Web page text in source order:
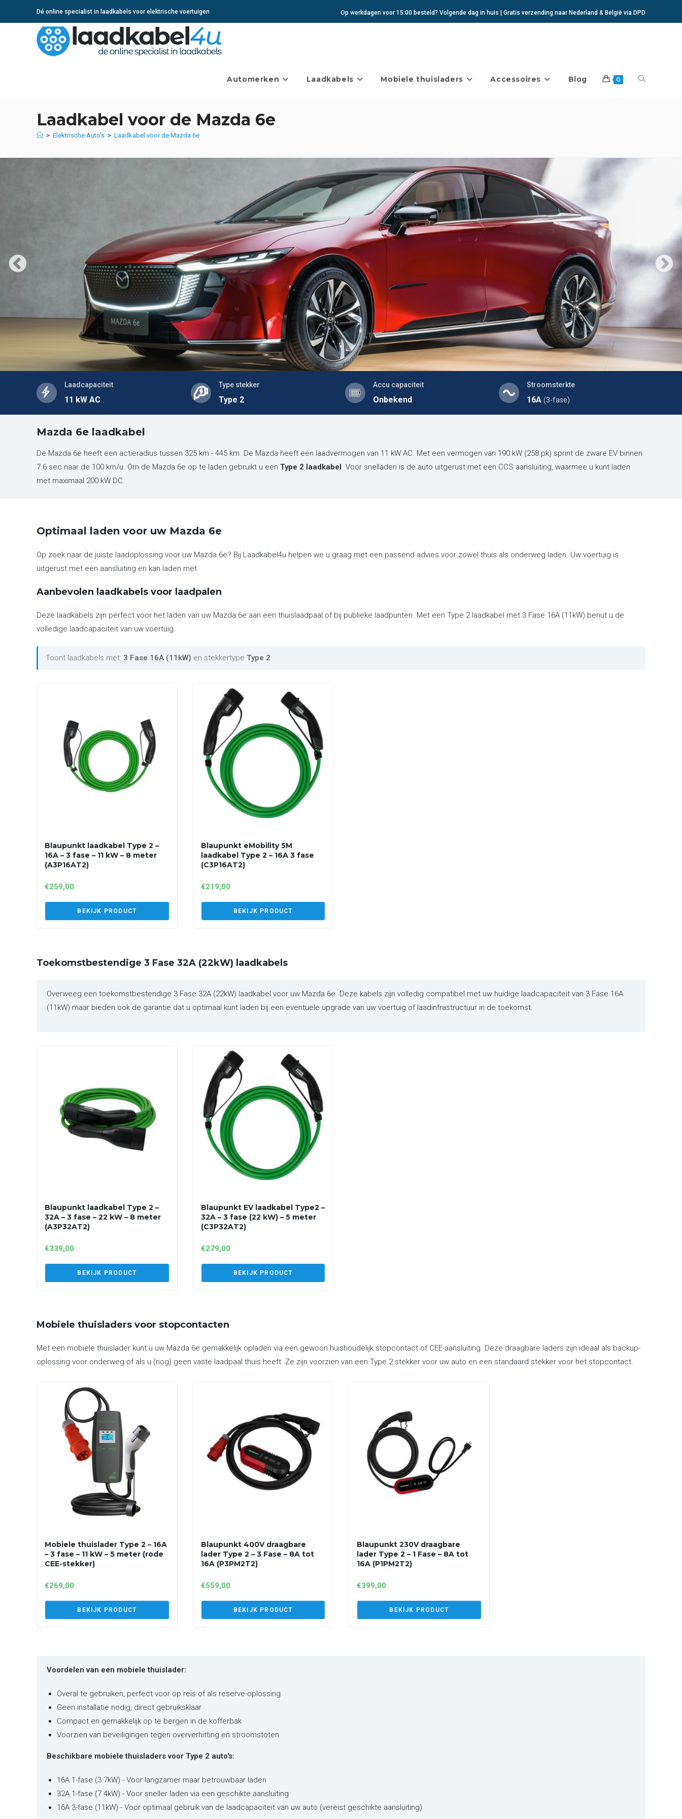
Dé online specialist in laadkabels voor elektrische voertuigen Op werkdagen voor 15:00 besteld? Volgende dag in huis | Gratis verzending naar Nederland & België via DPD
Automerken Laadkabels Mobiele thuisladers Accessoires Blog 0 Toggle
Laadkabel voor de Mazda 6e
> Elektrische Auto's > Laadkabel voor de Mazda 6e
Laadcapaciteit
11 kW AC
Type stekker
Type 2
Accu capaciteit
Onbekend
Stroomsterkte
16A(3-fase)
Mazda 6e laadkabel
De Mazda 6e heeft een actieradius tussen 325 km - 445 km. De Mazda heeft een laadvermogen van 11 kW AC. Met een vermogen van 190 kW (258 pk) sprint de zware EV binnen
7.6 sec naar de 100 km/u. Om de Mazda 6e op te laden gebruikt u een Type 2 laadkabel. Voor snelladen is de auto uitgerust met een CCS aansluiting, waarmee u kunt laden
met maximaal 200 kW DC.
Optimaal laden voor uw Mazda 6e
Op zoek naar de juiste laadoplossing voor uw Mazda 6e? Bij Laadkabel4u helpen we u graag met een passend advies voor zowel thuis als onderweg laden. Uw voertuig is
uitgerust met een aansluiting en kan laden met .
Aanbevolen laadkabels voor laadpalen
Deze laadkabels zijn perfect voor het laden van uw Mazda 6e aan een thuislaadpaal of bij publieke laadpunten. Met een Type 2 laadkabel met 3 Fase 16A (11kW) benut u de
volledige laadcapaciteit van uw voertuig.
Toont laadkabels met: 3 Fase 16A (11kW) en stekkertype Type 2
Blaupunkt laadkabel Type 2 –
16A – 3 fase – 11 kW – 8 meter
(A3P16AT2)
€259,00
BEKIJK PRODUCT
Blaupunkt eMobility 5M
laadkabel Type 2 – 16A 3 fase
(C3P16AT2)
€219,00
BEKIJK PRODUCT
Toekomstbestendige 3 Fase 32A (22kW) laadkabels
Overweeg een toekomstbestendige 3 Fase 32A (22kW) laadkabel voor uw Mazda 6e. Deze kabels zijn volledig compatibel met uw huidige laadcapaciteit van 3 Fase 16A
(11kW) maar bieden ook de garantie dat u optimaal kunt laden bij een eventuele upgrade van uw voertuig of laadinfrastructuur in de toekomst.
Blaupunkt laadkabel Type 2 –
32A – 3 fase – 22 kW – 8 meter
(A3P32AT2)
€339,00
BEKIJK PRODUCT
Blaupunkt EV laadkabel Type2 –
32A – 3 fase (22 kW) – 5 meter
(C3P32AT2)
€279,00
BEKIJK PRODUCT
Mobiele thuisladers voor stopcontacten
Met een mobiele thuislader kunt u uw Mazda 6e gemakkelijk opladen via een gewoon huishoudelijk stopcontact of CEE-aansluiting. Deze draagbare laders zijn ideaal als backup-
oplossing voor onderweg of als u (nog) geen vaste laadpaal thuis heeft. Ze zijn voorzien van een Type 2 stekker voor uw auto en een standaard stekker voor het stopcontact.
Mobiele thuislader Type 2 – 16A
– 3 fase – 11 kW – 5 meter (rode
CEE-stekker)
€269,00
BEKIJK PRODUCT
Blaupunkt 400V draagbare
lader Type 2 – 3 Fase – 8A tot
16A (P3PM2T2)
€559,00
BEKIJK PRODUCT
Blaupunkt 230V draagbare
lader Type 2 – 1 Fase – 8A tot
16A (P1PM2T2)
€399,00
BEKIJK PRODUCT
Voordelen van een mobiele thuislader:
Overal te gebruiken, perfect voor op reis of als reserve-oplossing
Geen installatie nodig, direct gebruiksklaar
Compact en gemakkelijk op te bergen in de kofferbak
Voorzien van beveiligingen tegen oververhitting en stroomstoten
Beschikbare mobiele thuisladers voor Type 2 auto's:
16A 1-fase (3.7kW) - Voor langzamer maar betrouwbaar laden
32A 1-fase (7.4kW) - Voor sneller laden via een geschikte aansluiting
16A 3-fase (11kW) - Voor optimaal gebruik van de laadcapaciteit van uw auto (vereist geschikte aansluiting)